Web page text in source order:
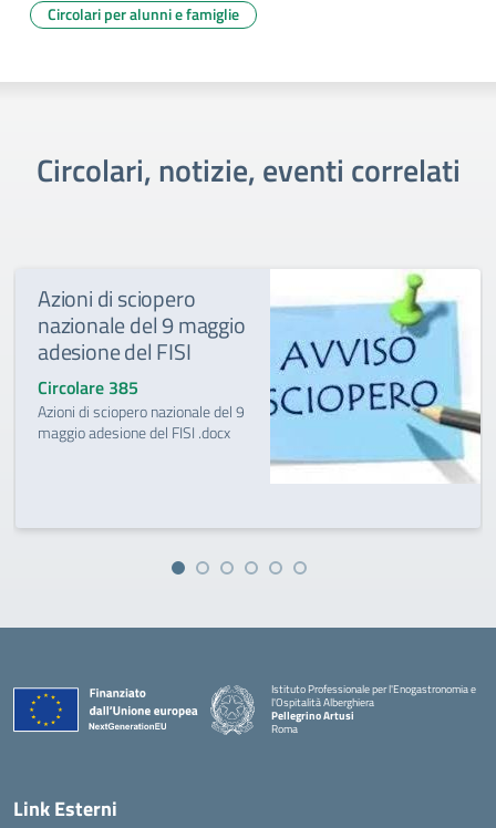
Circolari per alunni e famiglie
Circolari, notizie, eventi correlati
Azioni di sciopero
nazionale del 9 maggio
adesione del FISI
Circolare 385
Azioni di sciopero nazionale del 9
maggio adesione del FISI .docx
Istituto Professionale per l'Enogastronomia e
l'Ospitalità Alberghiera
Pellegrino Artusi
Roma
Link Esterni